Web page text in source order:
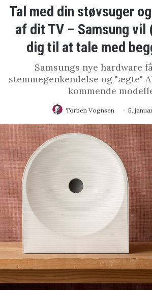
Tal med din støvsuger
af dit TV – Samsung vil
dig til at tale med
Samsungs nye hardware
stemmegenkendelse og "ægte"
kommende
Torben Vognsen 5.